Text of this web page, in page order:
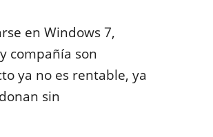
en Windows 7,
compañía son
ya no es rentable, ya
sin